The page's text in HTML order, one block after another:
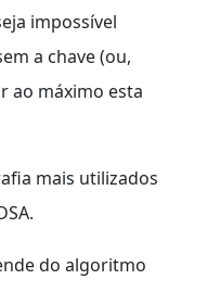
impossível
a chave (ou,
ao máximo esta
mais utilizados
do algoritmo